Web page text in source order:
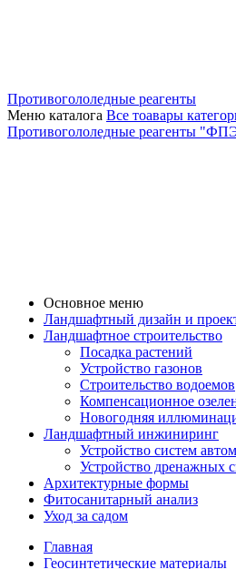
Противогололедные реагенты
Меню каталога Все тоавары
Противогололедные реагенты
Основное меню
Ландшафтный дизайн и
Ландшафтное строительство
Посадка растений
Устройство газонов
Строительство водоемов
Компенсационное
Новогодняя
Ландшафтный инжиниринг
Устройство систем
Устройство дренажных
Aрхитектурные формы
Фитосанитарный анализ
Уход за садом
Главная
Геосинтетические материалы